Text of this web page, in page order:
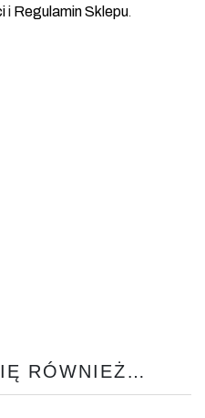
i Regulamin Sklepu
RÓWNIEŻ…